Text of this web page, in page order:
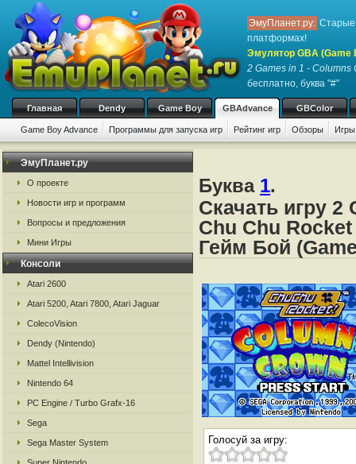
ЭмуПланет.ру: Старые
платформах!
Эмулятор GBA (Game
2 Games in 1 - Columns
бесплатно, буква "#"
Главная Dendy Game Boy GBAdvance GBColor
Game Boy Advance Программы для запуска игр Рейтинг игр Обзоры
ЭмуПланет.ру
О проекте
Новости игр и программ
Вопросы и предложения
Мини Игры
Консоли
Atari 2600
Atari 5200, Atari 7800, Atari Jaguar
ColecoVision
Dendy (Nintendo)
Mattel Intellivision
Nintendo 64
PC Engine / Turbo Grafx-16
Sega
Sega Master System
Буква 1.
Скачать игру 2
Chu Chu
Гейм Бой
Голосуй за игру: